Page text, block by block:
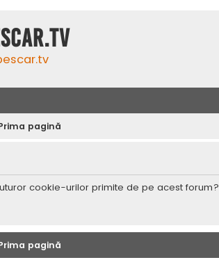
pagină
cookie-urilor primite de pe acest forum?
pagină